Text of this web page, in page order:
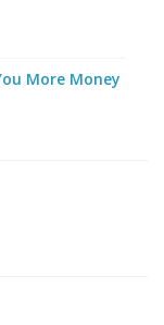
More Money